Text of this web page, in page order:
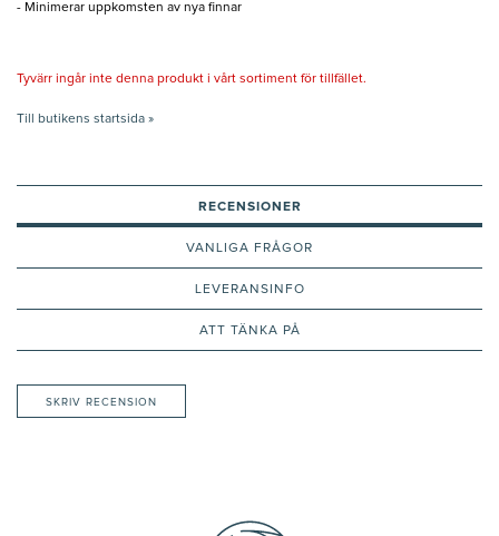
- Minimerar uppkomsten av nya finnar
Tyvärr ingår inte denna produkt i vårt sortiment för tillfället.
Till butikens startsida »
RECENSIONER
VANLIGA FRÅGOR
LEVERANSINFO
ATT TÄNKA PÅ
SKRIV RECENSION